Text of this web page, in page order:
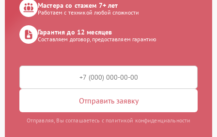
Мастера со стажем 7+ лет
Работаем с техникой любой сложности
Гарантия до 12 месяцев
Составляем договор, предоставляем гарантию
Отправить заявку
Отправляя, Вы соглашаетесь с политикой конфиденциальности